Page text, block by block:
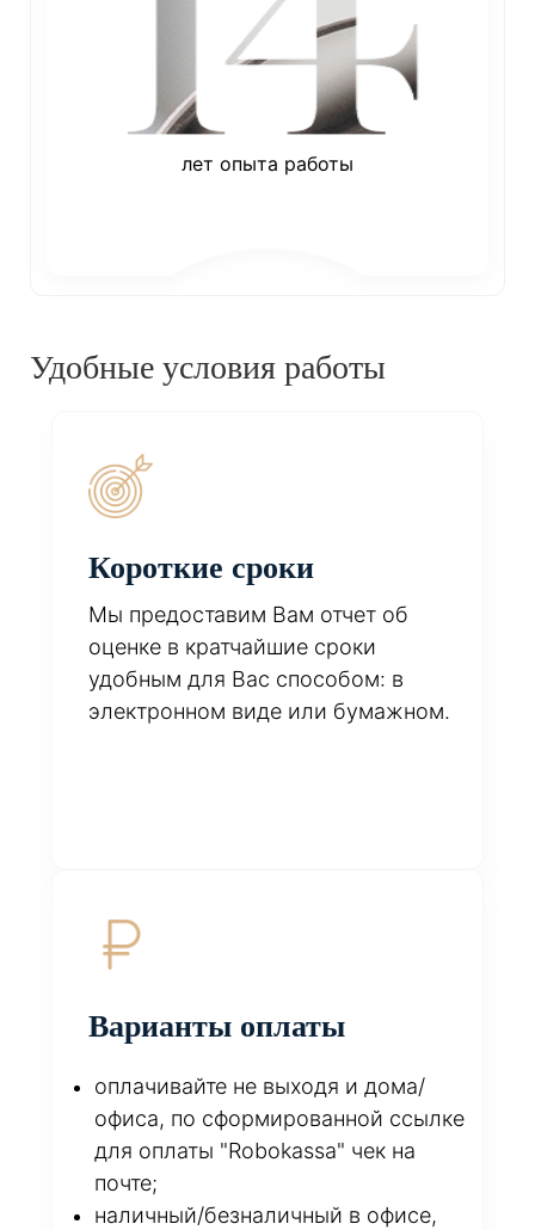
лет опыта работы
Удобные условия работы
Короткие сроки
Мы предоставим Вам отчет об
оценке в кратчайшие сроки
удобным для Вас способом: в
электронном виде или бумажном.
Варианты оплаты
оплачивайте не выходя и дома/
офиса, по сформированной ссылке
для оплаты "Robokassa" чек на
почте;
наличный/безналичный в офисе,